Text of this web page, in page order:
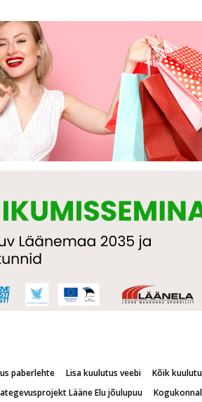
paberlehte Lisa kuulutus veebi Kõik
Lääne Elu jõulupuu